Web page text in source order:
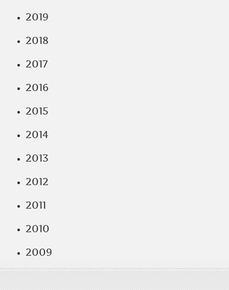
2019
2018
2017
2016
2015
2014
2013
2012
2011
2010
2009